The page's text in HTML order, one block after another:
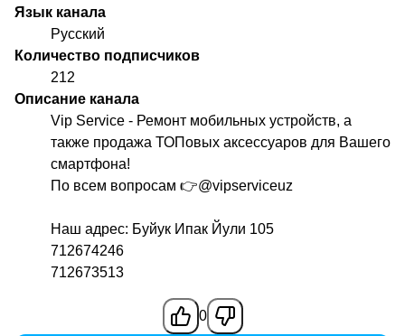
Язык канала
Русский
Количество подписчиков
212
Описание канала
Vip Service - Ремонт мобильных устройств, а
также продажа ТОПовых аксессуаров для Вашего
смартфона!
По всем вопросам 👉@vipserviceuz
Наш адрес: Буйук Ипак Йули 105
712674246
712673513
0